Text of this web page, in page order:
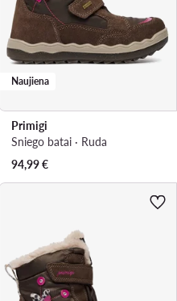
Naujiena
Primigi
Sniego batai · Ruda
94,99€